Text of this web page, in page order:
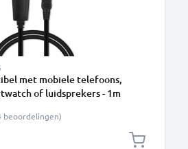
met mobiele telefoons,
of luidsprekers - 1m
beoordelingen)